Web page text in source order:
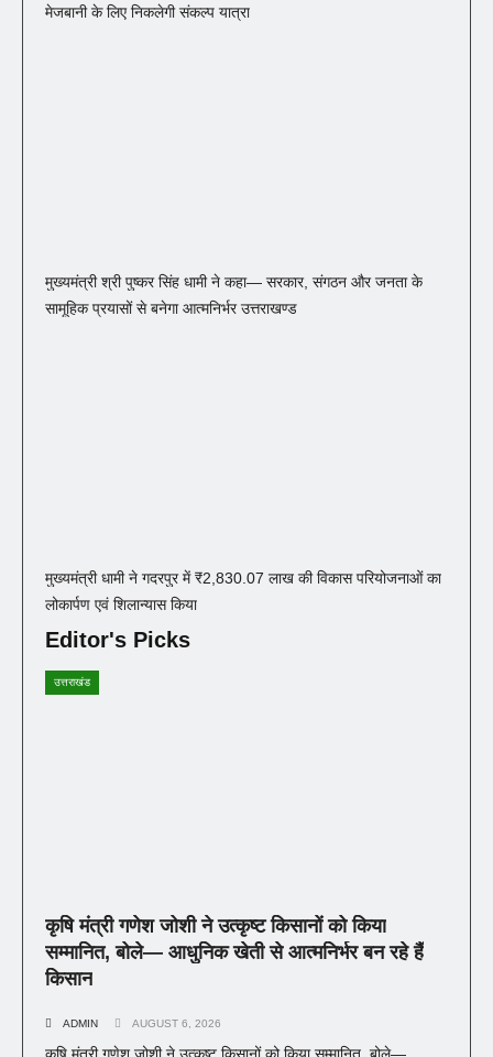
मेजबानी के लिए निकलेगी संकल्प यात्रा
मुख्यमंत्री श्री पुष्कर सिंह धामी ने कहा— सरकार, संगठन और जनता के
सामूहिक प्रयासों से बनेगा आत्मनिर्भर उत्तराखण्ड
मुख्यमंत्री धामी ने गदरपुर में ₹2,830.07 लाख की विकास परियोजनाओं का
लोकार्पण एवं शिलान्यास किया
Editor's Picks
उत्तराखंड
कृषि मंत्री गणेश जोशी ने उत्कृष्ट किसानों को किया
सम्मानित, बोले— आधुनिक खेती से आत्मनिर्भर बन रहे हैं
किसान
ADMIN AUGUST 6, 2026